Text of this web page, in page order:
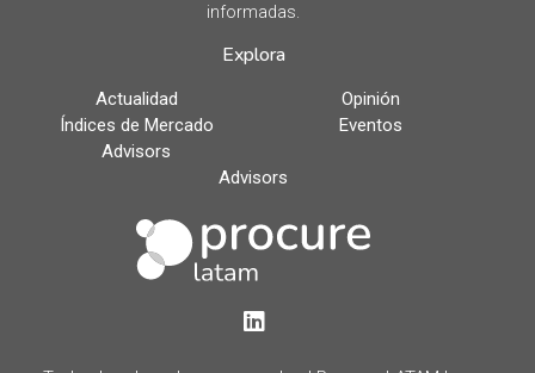
informadas.
Explora
Actualidad
Opinión
Índices de Mercado
Eventos
Advisors
Advisors
LinkedIn